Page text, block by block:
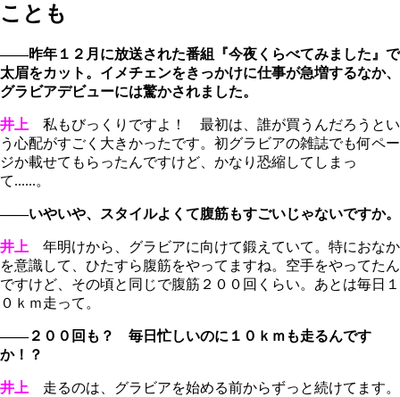
ことも
――昨年１２月に放送された番組『今夜くらべてみました』で
太眉をカット。イメチェンをきっかけに仕事が急増するなか、
グラビアデビューには驚かされました。
井上 私もびっくりですよ！ 最初は、誰が買うんだろうとい
う心配がすごく大きかったです。初グラビアの雑誌でも何ペー
ジか載せてもらったんですけど、かなり恐縮してしまっ
て......。
――いやいや、スタイルよくて腹筋もすごいじゃないですか。
井上 年明けから、グラビアに向けて鍛えていて。特におなか
を意識して、ひたすら腹筋をやってますね。空手をやってたん
ですけど、その頃と同じで腹筋２００回くらい。あとは毎日１
０ｋｍ走って。
――２００回も？ 毎日忙しいのに１０ｋｍも走るんです
か！？
井上 走るのは、グラビアを始める前からずっと続けてます。